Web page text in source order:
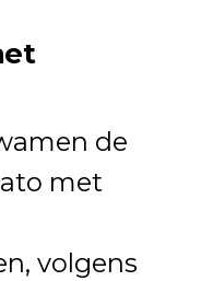
de
met
volgens